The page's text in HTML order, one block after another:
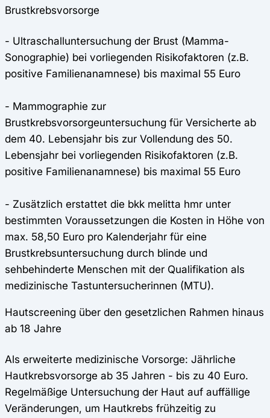
Brustkrebsvorsorge
- Ultraschalluntersuchung der Brust (Mamma-
Sonographie) bei vorliegenden Risikofaktoren (z.B.
positive Familienanamnese) bis maximal 55 Euro
- Mammographie zur
Brustkrebsvorsorgeuntersuchung für Versicherte ab
dem 40. Lebensjahr bis zur Vollendung des 50.
Lebensjahr bei vorliegenden Risikofaktoren (z.B.
positive Familienanamnese) bis maximal 55 Euro
- Zusätzlich erstattet die bkk melitta hmr unter
bestimmten Voraussetzungen die Kosten in Höhe von
max. 58,50 Euro pro Kalenderjahr für eine
Brustkrebsuntersuchung durch blinde und
sehbehinderte Menschen mit der Qualifikation als
medizinische Tastuntersucherinnen (MTU).
Hautscreening über den gesetzlichen Rahmen hinaus
ab 18 Jahre
Als erweiterte medizinische Vorsorge: Jährliche
Hautkrebsvorsorge ab 35 Jahren - bis zu 40 Euro.
Regelmäßige Untersuchung der Haut auf auffällige
Veränderungen, um Hautkrebs frühzeitig zu